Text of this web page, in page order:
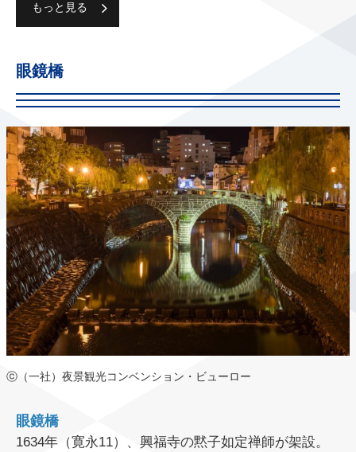
もっと見る
眼鏡橋
ⓒ（一社）夜景観光コンベンション・ビューロー
眼鏡橋
1634年（寛永11）、興福寺の黙子如定禅師が架設。